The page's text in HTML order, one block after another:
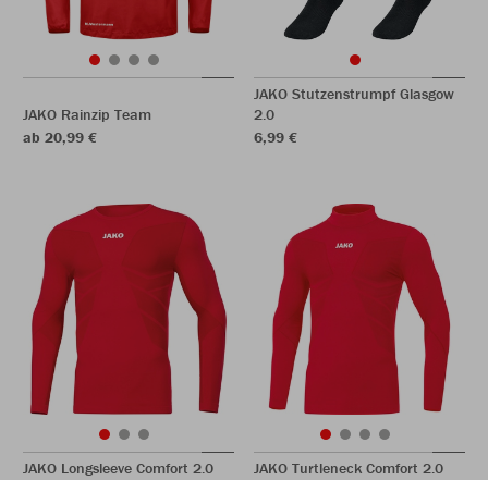
JAKO Rainzip Team
ab 20,99 €
JAKO Stutzenstrumpf Glasgow
2.0
6,99 €
JAKO Longsleeve Comfort 2.0
JAKO Turtleneck Comfort 2.0